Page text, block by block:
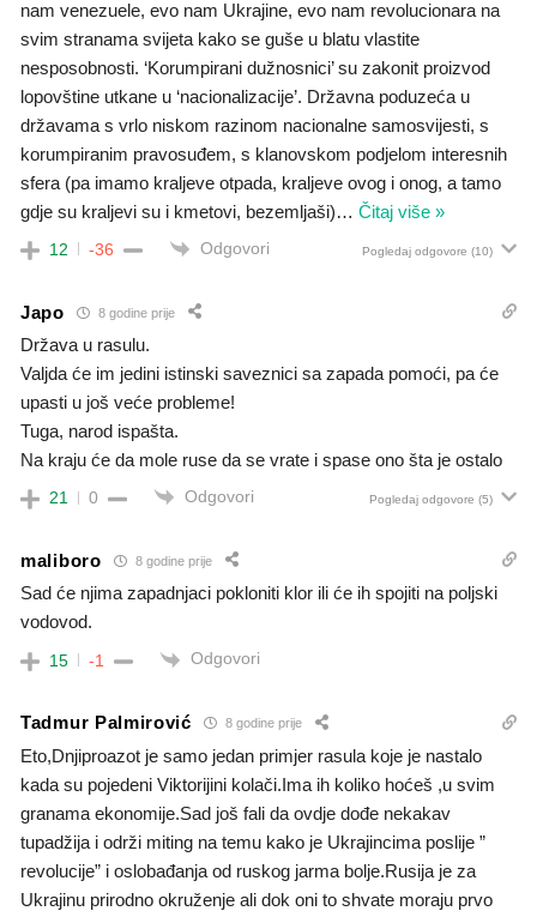
nam venezuele, evo nam Ukrajine, evo nam revolucionara na
svim stranama svijeta kako se guše u blatu vlastite
nesposobnosti. ‘Korumpirani dužnosnici’ su zakonit proizvod
lopovštine utkane u ‘nacionalizacije’. Državna poduzeća u
državama s vrlo niskom razinom nacionalne samosvijesti, s
korumpiranim pravosuđem, s klanovskom podjelom interesnih
sfera (pa imamo kraljeve otpada, kraljeve ovog i onog, a tamo
gdje su kraljevi su i kmetovi, bezemljaši)… Čitaj više »
12 -36 Odgovori Pogledaj odgovore (10)
Japo 8 godine prije
Država u rasulu.
Valjda će im jedini istinski saveznici sa zapada pomoći, pa će
upasti u još veće probleme!
Tuga, narod ispašta.
Na kraju će da mole ruse da se vrate i spase ono šta je ostalo
21 0 Odgovori Pogledaj odgovore (5)
maliboro 8 godine prije
Sad će njima zapadnjaci pokloniti klor ili će ih spojiti na poljski
vodovod.
15 -1 Odgovori
Tadmur Palmirović 8 godine prije
Eto,Dnjiproazot je samo jedan primjer rasula koje je nastalo
kada su pojedeni Viktorijini kolači.Ima ih koliko hoćeš ,u svim
granama ekonomije.Sad još fali da ovdje dođe nekakav
tupadžija i održi miting na temu kako je Ukrajincima poslije ”
revolucije” i oslobađanja od ruskog jarma bolje.Rusija je za
Ukrajinu prirodno okruženje ali dok oni to shvate moraju prvo